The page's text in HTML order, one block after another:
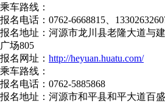
乘车路线：
报名电话：0762-6668815、
报名地址：河源市龙川县老隆大道与
广场805
报名网址： http://heyuan.huatu.com/
乘车路线：
报名电话：0762-5885868
报名地址：河源市和平县和平大道百